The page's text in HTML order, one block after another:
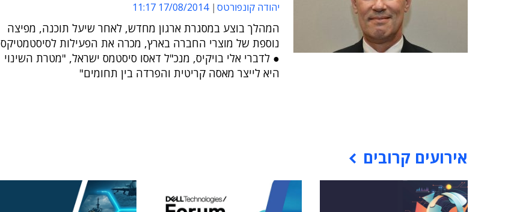
יהודה קונפורטס 17/08/2014 11:17
המהלך בוצע במסגרת ארגון מחדש, לאחר שיעל תוכנה, מפיצה
נוספת של מוצרי החברה בארץ, מכרה את הפעילות לסיסטמטיקס
● לדברי אלי בויקיס, מנכ"ל דאסו סיסטמס ישראל, "מטרת השינוי
היא לייצר מאסה קריטית והפרדה בין תחומים"
אירועים קרובים